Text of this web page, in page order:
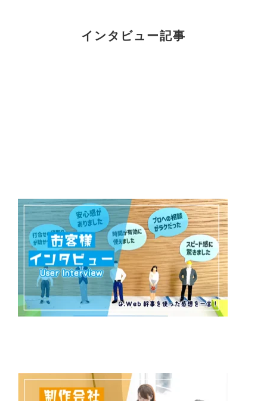
インタビュー記事
お客様インタビューを詳しく見る
制作会社インタビューを詳しく見る